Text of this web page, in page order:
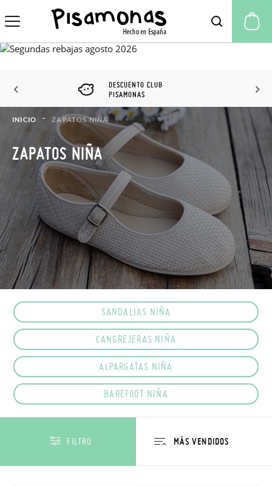
DESCUENTO CLUB
PISAMONAS
INICIO ZAPATOS NIÑA
ZAPATOS NIÑA
SANDALIAS NIÑA
CANGREJERAS NIÑA
ALPARGATAS NIÑA
BAREFOOT NIÑA
FILTRO